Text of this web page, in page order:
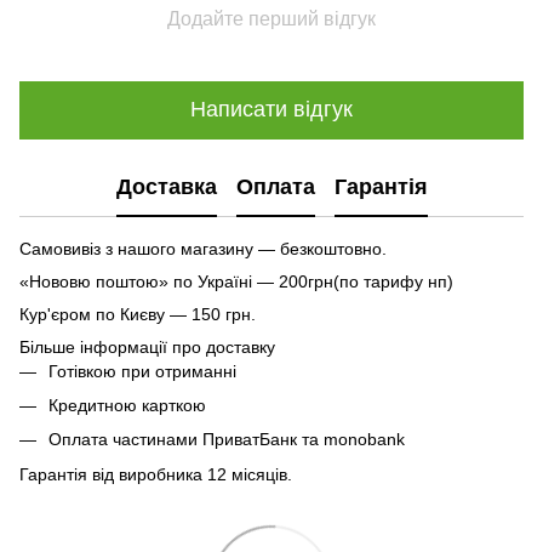
Додайте перший відгук
Написати відгук
Доставка Оплата Гарантія
Самовивіз з нашого магазину — безкоштовно.
«Нововю поштою» по Україні — 200грн(по тарифу нп)
Кур'єром по Києву — 150 грн.
Більше інформації про доставку
Готівкою при отриманні
Кредитною карткою
Оплата частинами ПриватБанк та monobank
Гарантія від виробника 12 місяців.